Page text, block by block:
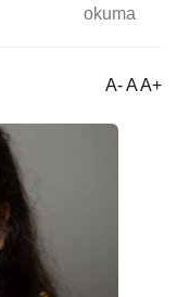
okuma
A- A A+